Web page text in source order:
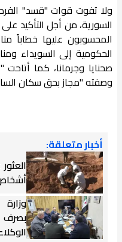
ولا تفوت قوات "قسد"
السورية، من أجل التأكيد
المحسوبون عليها خطاباً
الحكومية إلى السويداء
صحنايا وجرمانا، كما
وصفته "مجاز بحق سكان
أخبار متعلقة:
بصرف